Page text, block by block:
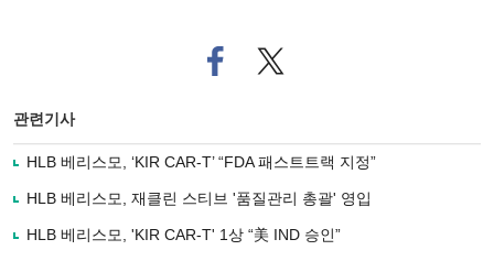
페
이
로
사
유
트위
터로
관련기사
HLB 베리스모, ‘KIR CAR-T’ “FDA 패스트트랙 지정”
HLB 베리스모, 재클린 스티브 '품질관리 총괄' 영입
HLB 베리스모, 'KIR CAR-T' 1상 “美 IND 승인”